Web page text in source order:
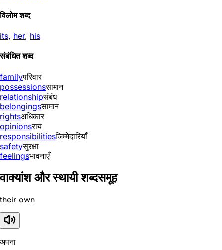
विलोम शब्द
its, her, his
संबंधित शब्द
familyपरिवार
possessionsसामान
relationshipसंबंध
belongingsसामान
rightsअधिकार
opinionsराय
responsibilitiesजिम्मेदारियाँ
safetyसुरक्षा
feelingsभावनाएँ
वाक्यांश और स्थायी शब्दसमूह
their own
अपना